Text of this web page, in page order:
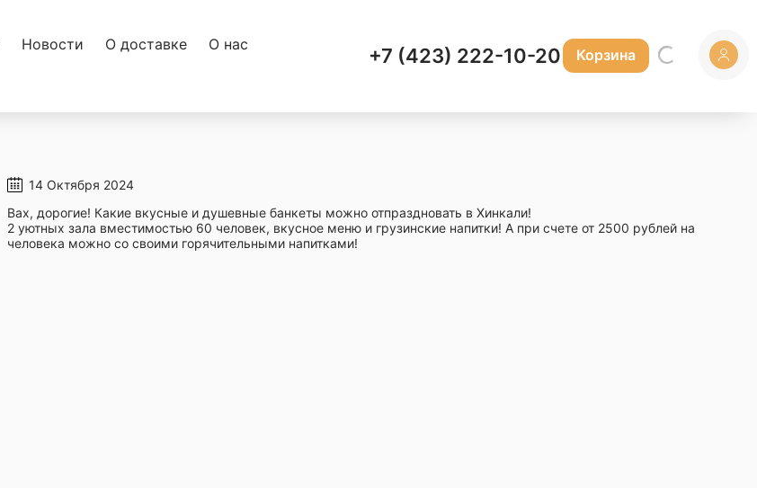
Новости О доставке
О нас
+7 (423) 222-10-20 Корзина
14 Октября 2024
Вах, дорогие! Какие вкусные и душевные банкеты можно отпраздновать в Хинкали!
2 уютных зала вместимостью 60 человек, вкусное меню и грузинские напитки! А при счете от 2500 рублей на
человека можно со своими горячительными напитками!